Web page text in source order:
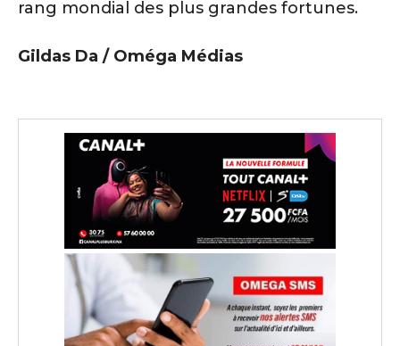
rang mondial des plus grandes fortunes.
Gildas Da / Oméga Médias